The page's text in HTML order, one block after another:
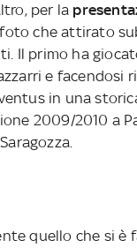
per la
che attirato
Il primo ha
e
in una
2009/2010 a
quello che si è